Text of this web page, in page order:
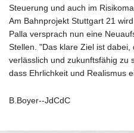
Steuerung und auch im
Am Bahnprojekt Stuttgart 21
Palla versprach nun eine
Stellen. "Das klare Ziel ist
verlässlich und zukunftsfähig zu
dass Ehrlichkeit und Realismus
B.Boyer--JdCdC